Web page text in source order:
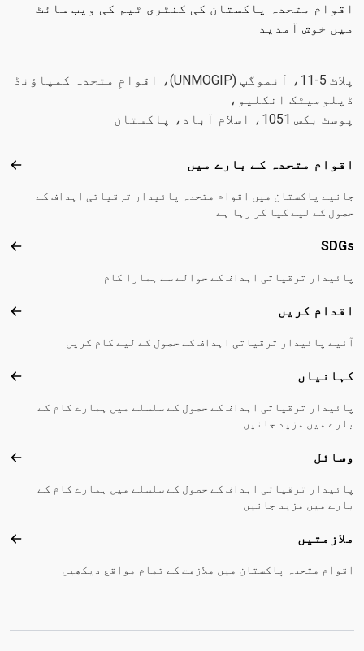
اقوام متحدہ پاکستان کی کنٹری ٹیم کی ویب سائٹ
میں خوش آمدید
پلاٹ 5-11، اَنموگپ (UNMOGIP)، اقوامِ متحدہ کمپاؤنڈ
ڈپلومیٹک انکلیو،
پوسٹ بکس 1051، اسلام آباد، پاکستان
Footer menu
اقوام متحدہ کے بارے میں
جانیے پاکستان میں اقوام متحدہ پائیدار ترقیاتی اہداف کے
حصول کے لیے کیا کر رہا ہے
SDGs
پائیدار ترقیاتی اہداف کے حوالے سے ہمارا کام
اقدام کریں
آئیے پائیدار ترقیاتی اہداف کے حصول کے لیے کام کریں
کہانیاں
پائیدار ترقیاتی اہداف کے حصول کے سلسلے میں ہمارے کام کے
بارے میں مزید جانیں
وسائل
پائیدار ترقیاتی اہداف کے حصول کے سلسلے میں ہمارے کام کے
بارے میں مزید جانیں
ملازمتیں
اقوام متحدہ پاکستان میں ملازمت کے تمام مواقع دیکھیں